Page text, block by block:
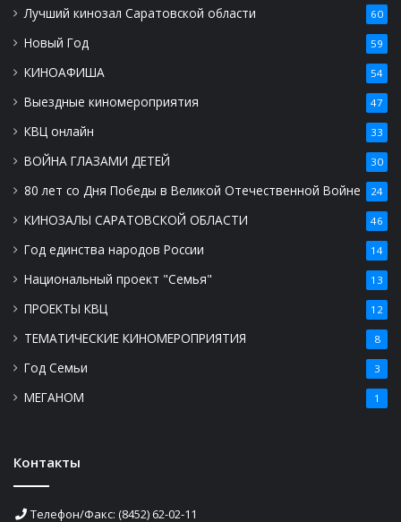
Лучший кинозал Саратовской области 60
Новый Год 59
КИНОАФИША 54
Выездные киномероприятия 47
КВЦ онлайн 33
ВОЙНА ГЛАЗАМИ ДЕТЕЙ 30
80 лет со Дня Победы в Великой Отечественной Войне 24
КИНОЗАЛЫ САРАТОВСКОЙ ОБЛАСТИ 46
Год единства народов России 14
Национальный проект "Семья" 13
ПРОЕКТЫ КВЦ 12
ТЕМАТИЧЕСКИЕ КИНОМЕРОПРИЯТИЯ 8
Год Семьи 3
МЕГАНОМ 1
Контакты
Телефон/Факс: (8452) 62-02-11